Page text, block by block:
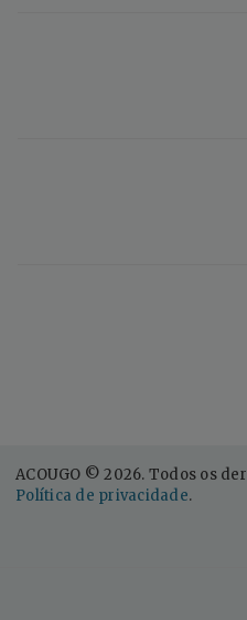
ACOUGO © 2026. Todos os
Política de privacidade.